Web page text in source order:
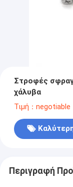
Στροφές
χάλυβα
Τιμή：negotiable
Περιγραφή